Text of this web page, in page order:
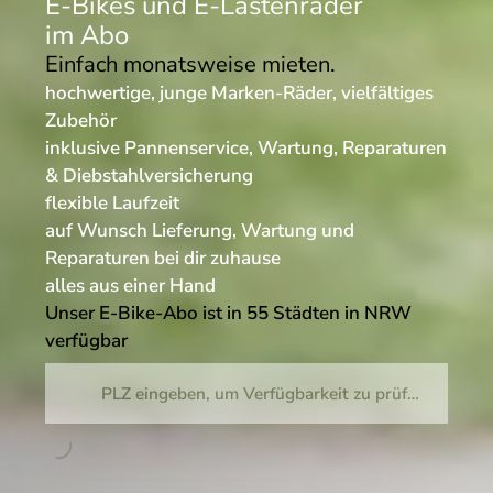
im Abo
Einfach monatsweise mieten.
hochwertige, junge Marken-Räder, vielfältiges
Zubehör
inklusive Pannenservice, Wartung, Reparaturen
& Diebstahlversicherung
flexible Laufzeit
auf Wunsch Lieferung, Wartung und
Reparaturen bei dir zuhause
alles aus einer Hand
Unser E-Bike-Abo ist in 55 Städten in NRW
verfügbar